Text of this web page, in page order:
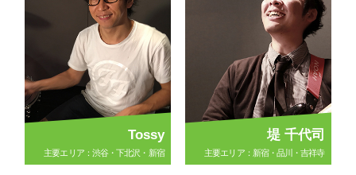
Tossy
主要エリア：渋谷・下北沢・新宿
堤 千代司
主要エリア：新宿・品川・吉祥寺